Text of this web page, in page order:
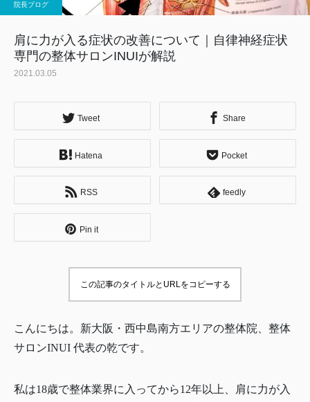
院長ブログ
肩に力が入る症状の改善について｜自律神経症状
専門の整体サロンINUIが解説
2021.03.05
Tweet Share
Hatena Pocket
RSS feedly
Pin it
この記事のタイトルとURLをコピーする
こんにちは。新大阪・西中島南方エリアの整体院、整体
サロンINUI 代表の乾です。
私は18歳で整体業界に入ってから12年以上、肩に力が入